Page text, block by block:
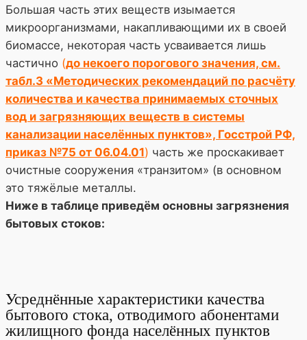
Большая часть этих веществ изымается
микроорганизмами, накапливающими их в своей
биомассе, некоторая часть усваивается лишь
частично (до некоего порогового значения, см.
табл.3 «Методических рекомендаций по расчёту
количества и качества принимаемых сточных
вод и загрязняющих веществ в системы
канализации населённых пунктов», Госстрой РФ,
приказ №75 от 06.04.01) часть же проскакивает
очистные сооружения «транзитом» (в основном
это тяжёлые металлы.
Ниже в таблице приведём основны загрязнения
бытовых стоков:
Усреднённые характеристики качества
бытового стока, отводимого абонентами
жилищного фонда населённых пунктов